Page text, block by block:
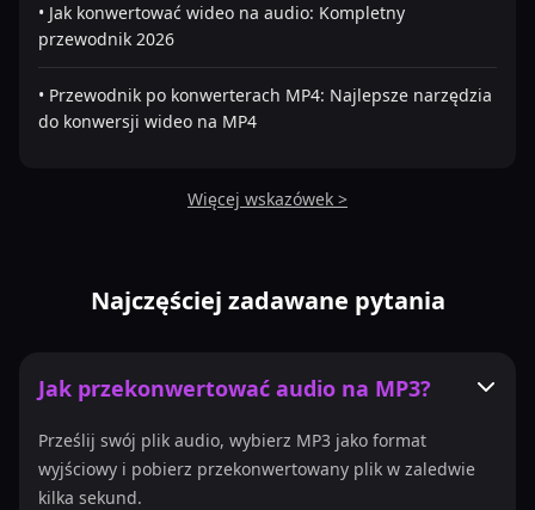
• Jak konwertować wideo na audio: Kompletny
przewodnik 2026
• Przewodnik po konwerterach MP4: Najlepsze narzędzia
do konwersji wideo na MP4
Więcej wskazówek >
Najczęściej zadawane pytania
Jak przekonwertować audio na MP3?
Prześlij swój plik audio, wybierz MP3 jako format
wyjściowy i pobierz przekonwertowany plik w zaledwie
kilka sekund.